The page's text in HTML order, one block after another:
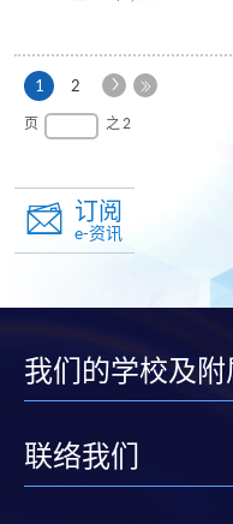
1 本
页
2
下
页
页 之 2
订阅
e-资讯
我们的学校及附
联络我们